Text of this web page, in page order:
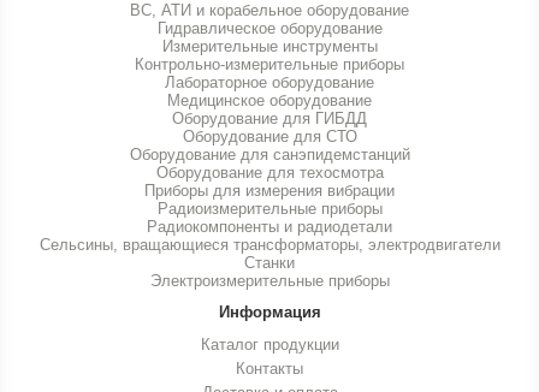
ВС, АТИ и корабельное оборудование
Гидравлическое оборудование
Измерительные инструменты
Контрольно-измерительные приборы
Лабораторное оборудование
Медицинское оборудование
Оборудование для ГИБДД
Оборудование для СТО
Оборудование для санэпидемстанций
Оборудование для техосмотра
Приборы для измерения вибрации
Радиоизмерительные приборы
Радиокомпоненты и радиодетали
Сельсины, вращающиеся трансформаторы, электродвигатели
Станки
Электроизмерительные приборы
Информация
Каталог продукции
Контакты